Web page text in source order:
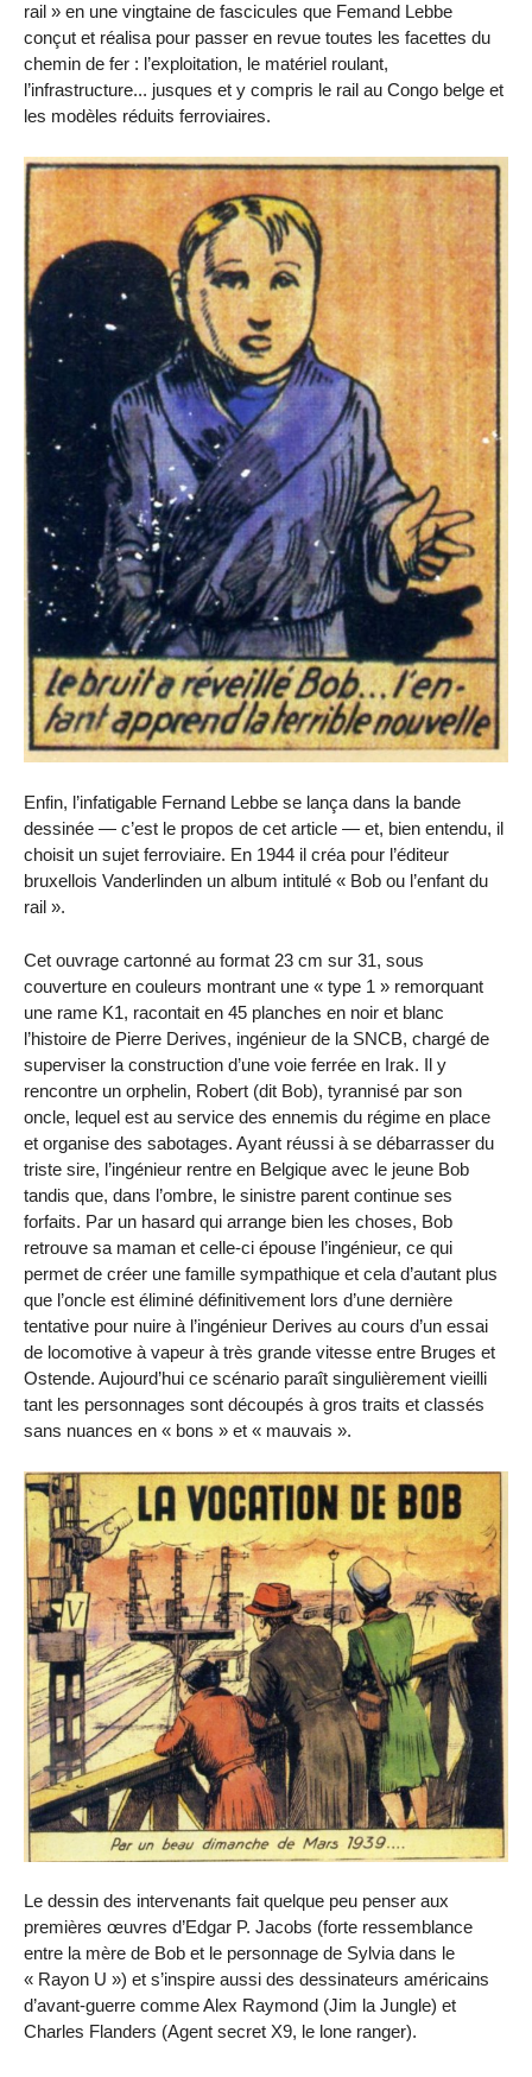
rail » en une vingtaine de fascicules que Femand Lebbe
conçut et réalisa pour passer en revue toutes les facettes du
chemin de fer : l’exploitation, le matériel roulant,
l’infrastructure... jusques et y compris le rail au Congo belge et
les modèles réduits ferroviaires.
Enfin, l’infatigable Fernand Lebbe se lança dans la bande
dessinée — c’est le propos de cet article — et, bien entendu, il
choisit un sujet ferroviaire. En 1944 il créa pour l’éditeur
bruxellois Vanderlinden un album intitulé « Bob ou l’enfant du
rail ».
Cet ouvrage cartonné au format 23 cm sur 31, sous
couverture en couleurs montrant une « type 1 » remorquant
une rame K1, racontait en 45 planches en noir et blanc
l’histoire de Pierre Derives, ingénieur de la SNCB, chargé de
superviser la construction d’une voie ferrée en Irak. Il y
rencontre un orphelin, Robert (dit Bob), tyrannisé par son
oncle, lequel est au service des ennemis du régime en place
et organise des sabotages. Ayant réussi à se débarrasser du
triste sire, l’ingénieur rentre en Belgique avec le jeune Bob
tandis que, dans l’ombre, le sinistre parent continue ses
forfaits. Par un hasard qui arrange bien les choses, Bob
retrouve sa maman et celle-ci épouse l’ingénieur, ce qui
permet de créer une famille sympathique et cela d’autant plus
que l’oncle est éliminé définitivement lors d’une dernière
tentative pour nuire à l’ingénieur Derives au cours d’un essai
de locomotive à vapeur à très grande vitesse entre Bruges et
Ostende. Aujourd’hui ce scénario paraît singulièrement vieilli
tant les personnages sont découpés à gros traits et classés
sans nuances en « bons » et « mauvais ».
Le dessin des intervenants fait quelque peu penser aux
premières œuvres d’Edgar P. Jacobs (forte ressemblance
entre la mère de Bob et le personnage de Sylvia dans le
« Rayon U ») et s’inspire aussi des dessinateurs américains
d’avant-guerre comme Alex Raymond (Jim la Jungle) et
Charles Flanders (Agent secret X9, le lone ranger).